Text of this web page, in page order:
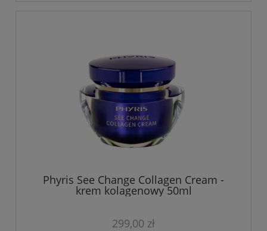
Phyris See Change Collagen Cream -
krem kolagenowy 50ml
299,00 zł